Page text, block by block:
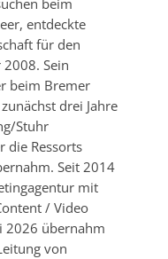
beim
entdeckte
für den
2008. Sein
beim Bremer
drei Jahre
Stuhr
die Ressorts
Seit 2014
mit
/ Video
2026 übernahm
von